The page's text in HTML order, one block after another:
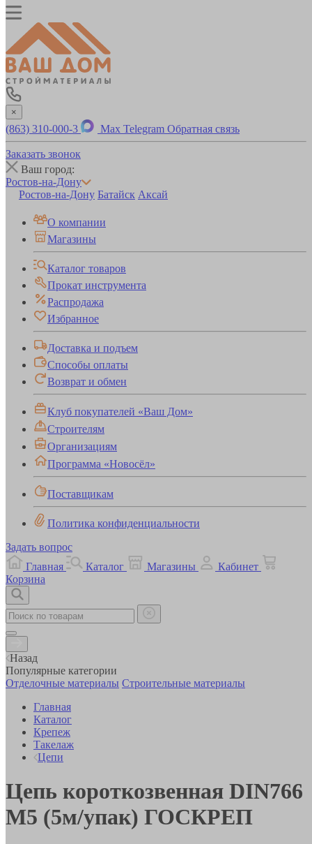
×
(863) 310-000-3 Max Telegram Обратная связь
Заказать звонок
Ваш город:
Ростов-на-Дону
Ростов-на-Дону Батайск Аксай
О компании
Магазины
Каталог товаров
Прокат инструмента
Распродажа
Избранное
Доставка и подъем
Способы оплаты
Возврат и обмен
Клуб покупателей «Ваш Дом»
Строителям
Организациям
Программа «Новосёл»
Поставщикам
Политика конфиденциальности
Задать вопрос
Главная
Каталог Магазины
Кабинет
Корзина
Назад
Популярные категории
Отделочные материалы Строительные материалы
Главная
Каталог
Крепеж
Такелаж
Цепи
Цепь короткозвенная DIN766
М5 (5м/упак) ГОСКРЕП